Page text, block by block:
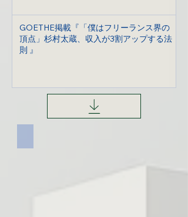
GOETHE掲載『「僕はフリーランス界の
頂点」杉村太蔵、収入が3割アップする法
則 』